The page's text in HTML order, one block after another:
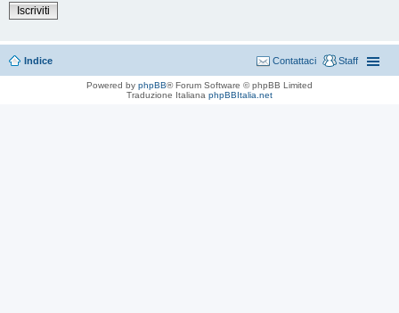
Iscriviti
Indice Staff
Contattaci
Powered by phpBB® Forum Software © phpBB Limited
Traduzione Italiana phpBBItalia.net